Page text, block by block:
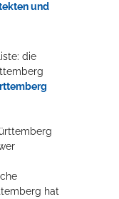
und
die
hat